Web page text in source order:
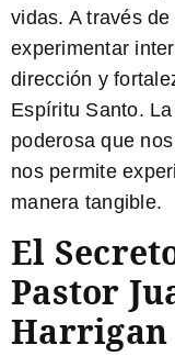
vidas. A través
experimentar
dirección y
Espíritu Santo.
poderosa que
nos permite
manera tangible.
El
Pastor
Harrigan